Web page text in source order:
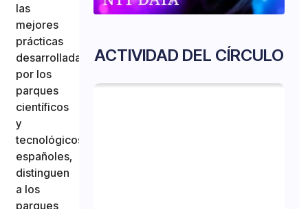
las
mejores
prácticas
desarrolladas
por los
parques
científicos
y
tecnológicos
españoles,
distinguen
a los
parques
ACTIVIDAD DEL CÍRCULO